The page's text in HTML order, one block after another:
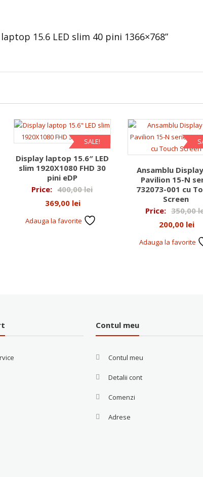
15.6 LED slim 40 pini 1366×768”
SALE!
Display laptop 15.6″ LED
slim 1920X1080 FHD 30
pini eDP
Price: 400,00leiPrețul
a
369,00 leiPrețul
curent
Adauga la favorite
Ansamblu
Pavilion 15-N
732073-001 cu
Screen
Price: 350,00
200,00 lei
Adauga la favorite
Contul meu
Contul meu
Detalii cont
Comenzi
Adrese